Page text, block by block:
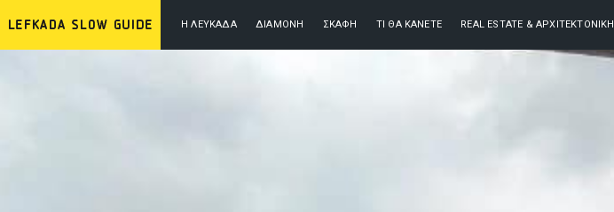
Η ΛΕΥΚΆΔΑ ΔΙΑΜΟΝΉ ΣΚΆΦΗ ΤΙ ΘΑ ΚΆΝΕΤΕ REAL ESTATE & ΑΡΧΙΤΕΚΤΟΝΙΚΉ